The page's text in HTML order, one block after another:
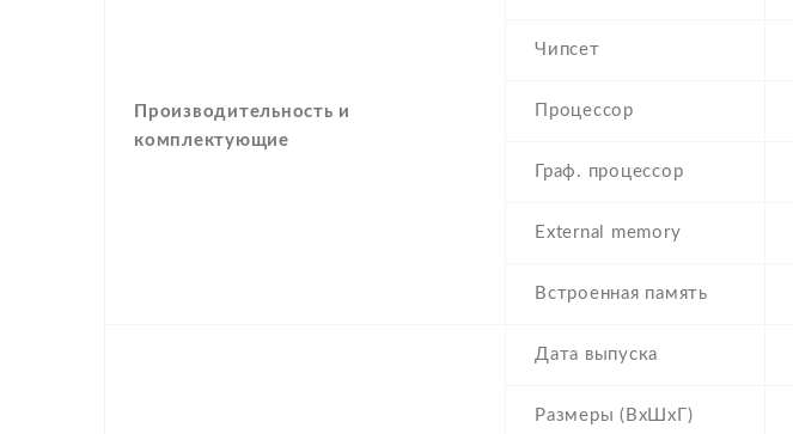
Производительность и
комплектующие
Чипсет
Процессор
Граф. процессор
External memory
Встроенная память
Дата выпуска
Размеры (ВхШхГ)